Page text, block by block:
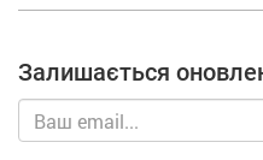
Залишається